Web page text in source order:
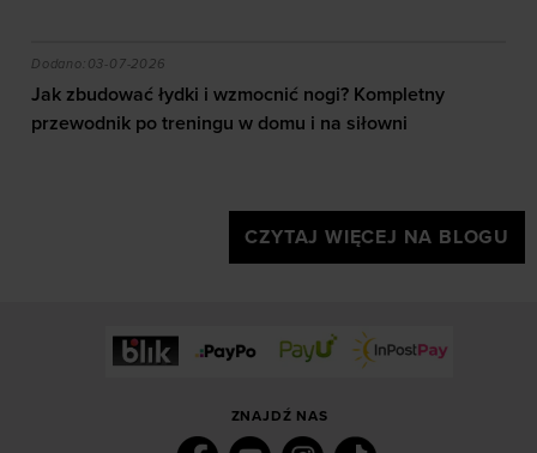
mapę i jaki sprzęt wybrać?
Jak zbudować łydki i wzmocnić nogi? Kompletny
Dodano: 03-07-2026
Jak zbudować łydki i wzmocnić nogi? Kompletny
przewodnik po treningu w domu i na siłowni
CZYTAJ WIĘCEJ NA BLOGU
ZNAJDŹ NAS